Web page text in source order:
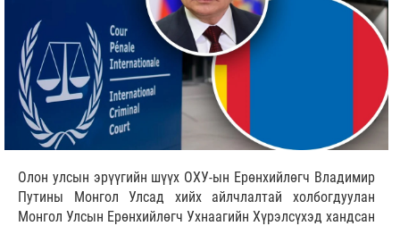
Олон улсын эрүүгийн шүүх ОХУ-ын Ерөнхийлөгч Владимир
Путины Монгол Улсад хийх айлчлалтай холбогдуулан
Монгол Улсын Ерөнхийлөгч Ухнаагийн Хүрэлсүхэд хандсан